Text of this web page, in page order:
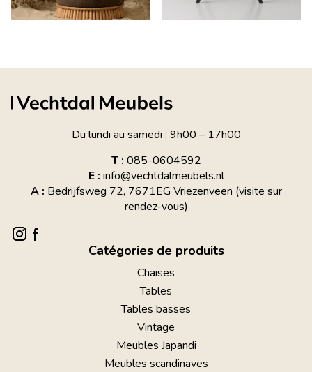
Du lundi au samedi : 9h00 – 17h00
T : 085-0604592
E : info@vechtdalmeubels.nl
A : Bedrijfsweg 72, 7671EG Vriezenveen (visite sur
rendez-vous)
Catégories de produits
Chaises
Tables
Tables basses
Vintage
Meubles Japandi
Meubles scandinaves